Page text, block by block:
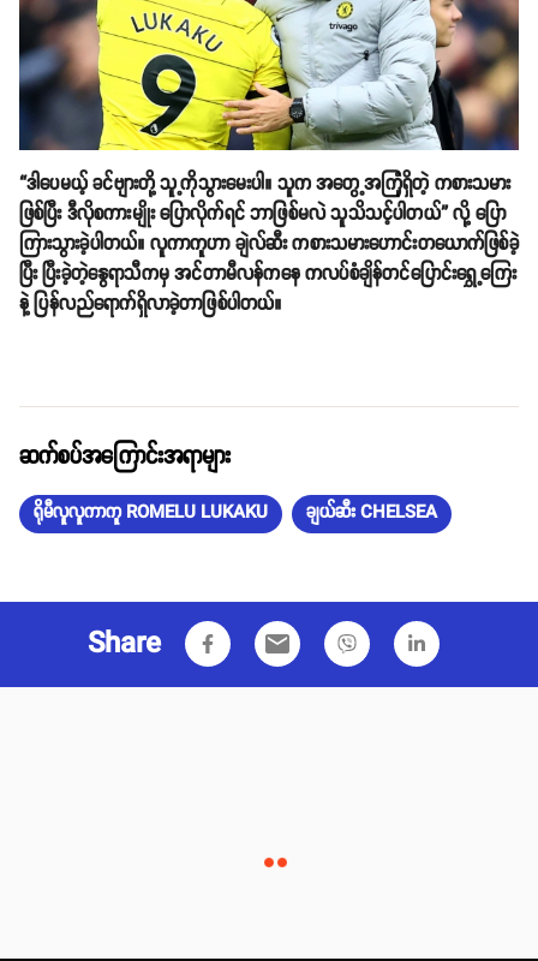
“ဒါပေမယ့် ခင်ဗျားတို့ သူ့ကိုသွားမေးပါ။ သူက အတွေ့အကြုံရှိတဲ့ ကစားသမား
ဖြစ်ပြီး ဒီလိုစကားမျိုး ပြောလိုက်ရင် ဘာဖြစ်မလဲ သူသိသင့်ပါတယ်” လို့ ပြော
ကြားသွားခဲ့ပါတယ်။ လူကာကူဟာ ချဲလ်ဆီး ကစားသမားဟောင်းတယောက်ဖြစ်ခဲ့
ပြီး ပြီးခဲ့တဲ့နွေရာသီကမှ အင်တာမီလန်ကနေ ကလပ်စံချိန်တင်ပြောင်းရွှေ့ကြေး
နဲ့ ပြန်လည်ရောက်ရှိလာခဲ့တာဖြစ်ပါတယ်။
ဆက်စပ်အကြောင်းအရာများ
ရိုမီလူလူကာကူ ROMELU LUKAKU ချယ်ဆီး CHELSEA
Share email